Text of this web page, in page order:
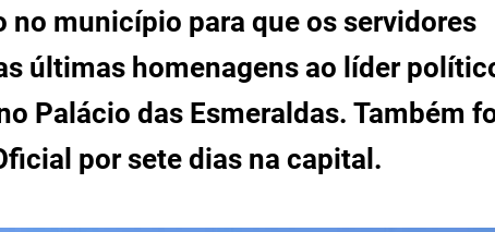
município para que os servidores
últimas homenagens ao líder
Palácio das Esmeraldas. Também
por sete dias na capital.